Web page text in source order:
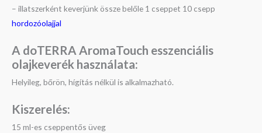
– illatszerként keverjünk össze belőle 1 cseppet 10 csepp
hordozóolajjal
A doTERRA AromaTouch esszenciális
olajkeverék használata:
Helyileg, bőrön, hígítás nélkül is alkalmazható.
Kiszerelés:
15 ml-es cseppentős üveg